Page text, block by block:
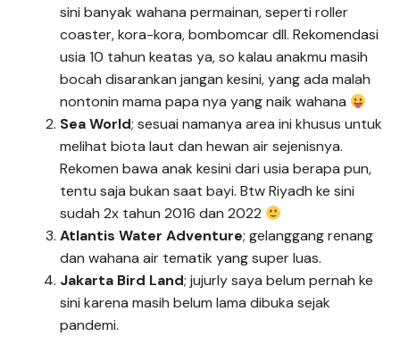
sini banyak wahana permainan, seperti roller
coaster, kora-kora, bombomcar dll. Rekomendasi
usia 10 tahun keatas ya, so kalau anakmu masih
bocah disarankan jangan kesini, yang ada malah
nontonin mama papa nya yang naik wahana
Sea World; sesuai namanya area ini khusus untuk
melihat biota laut dan hewan air sejenisnya.
Rekomen bawa anak kesini dari usia berapa pun,
tentu saja bukan saat bayi. Btw Riyadh ke sini
sudah 2x tahun 2016 dan 2022
Atlantis Water Adventure; gelanggang renang
dan wahana air tematik yang super luas.
Jakarta Bird Land; jujurly saya belum pernah ke
sini karena masih belum lama dibuka sejak
pandemi.